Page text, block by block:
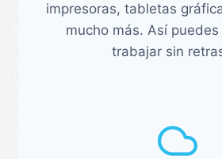
impresoras, tabletas
mucho más. Así
trabajar sin